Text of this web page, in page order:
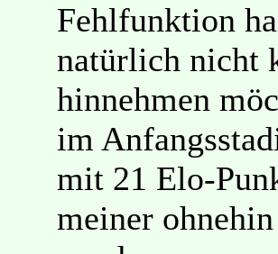
Fehlfunktion
natürlich nicht
hinnehmen
im
mit 21 Elo-
meiner